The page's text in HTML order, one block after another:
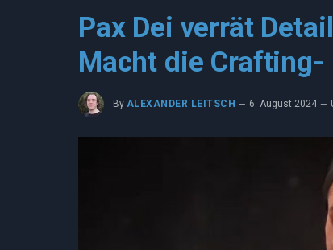
Pax Dei verrät
Macht die
By ALEXANDER LEITSCH 6. August 2024